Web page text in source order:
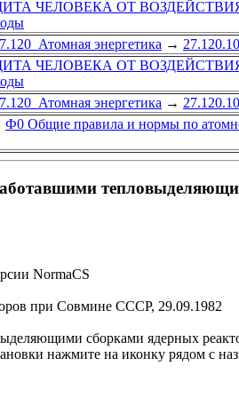
ЧЕЛОВЕКА ОТ
Атомная энергетика →
ЧЕЛОВЕКА ОТ
Атомная энергетика →
Ф0 Общие правила и нормы по
NormaCS
при Совмине СССР, 29.09.1982
сборками ядерных
нажмите на иконку рядом с